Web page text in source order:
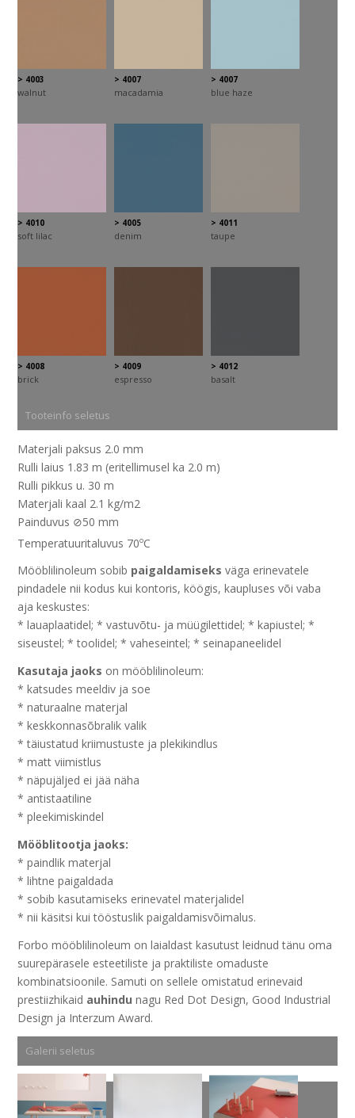
> 4003
walnut
> 4007
macadamia
> 4007
blue haze
> 4010
soft lilac
> 4005
denim
> 4011
taupe
> 4008
brick
> 4009
espresso
> 4012
basalt
Tooteinfo seletus
Materjali paksus 2.0 mm
Rulli laius 1.83 m (eritellimusel ka 2.0 m)
Rulli pikkus u. 30 m
Materjali kaal 2.1 kg/m2
Painduvus ⊘50 mm
Temperatuuritaluvus 70oC
Mööblilinoleum sobib paigaldamiseks väga erinevatele
pindadele nii kodus kui kontoris, köögis, kaupluses või vaba
aja keskustes:
* lauaplaatidel; * vastuvõtu- ja müügilettidel; * kapiustel; *
siseustel; * toolidel; * vaheseintel; * seinapaneelidel
Kasutaja jaoks on mööblilinoleum:
* katsudes meeldiv ja soe
* naturaalne materjal
* keskkonnasõbralik valik
* täiustatud kriimustuste ja plekikindlus
* matt viimistlus
* näpujäljed ei jää näha
* antistaatiline
* pleekimiskindel
Mööblitootja jaoks:
* paindlik materjal
* lihtne paigaldada
* sobib kasutamiseks erinevatel materjalidel
* nii käsitsi kui tööstuslik paigaldamisvõimalus.
Forbo mööblilinoleum on laialdast kasutust leidnud tänu oma
suurepärasele esteetiliste ja praktiliste omaduste
kombinatsioonile. Samuti on sellele omistatud erinevaid
prestiizhikaid auhindu nagu Red Dot Design, Good Industrial
Design ja Interzum Award.
Galerii seletus